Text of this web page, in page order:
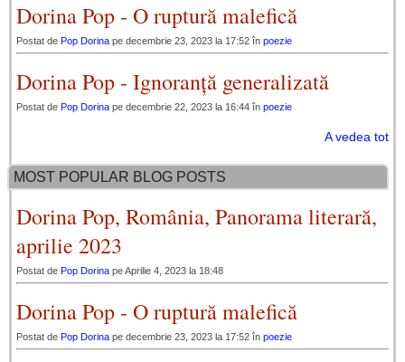
Dorina Pop - O ruptură malefică
Postat de Pop Dorina pe decembrie 23, 2023 la 17:52 în poezie
Dorina Pop - Ignoranță generalizată
Postat de Pop Dorina pe decembrie 22, 2023 la 16:44 în poezie
A vedea tot
MOST POPULAR BLOG POSTS
Dorina Pop, România, Panorama literară,
aprilie 2023
Postat de Pop Dorina pe Aprilie 4, 2023 la 18:48
Dorina Pop - O ruptură malefică
Postat de Pop Dorina pe decembrie 23, 2023 la 17:52 în poezie